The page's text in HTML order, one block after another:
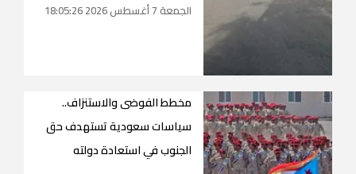
الجمعة 7 أغسطس 2026 18:05:26
مخطط الفوضى والاستنزاف..
سياسات سعودية تستهدف حق
الجنوب في استعادة دولته